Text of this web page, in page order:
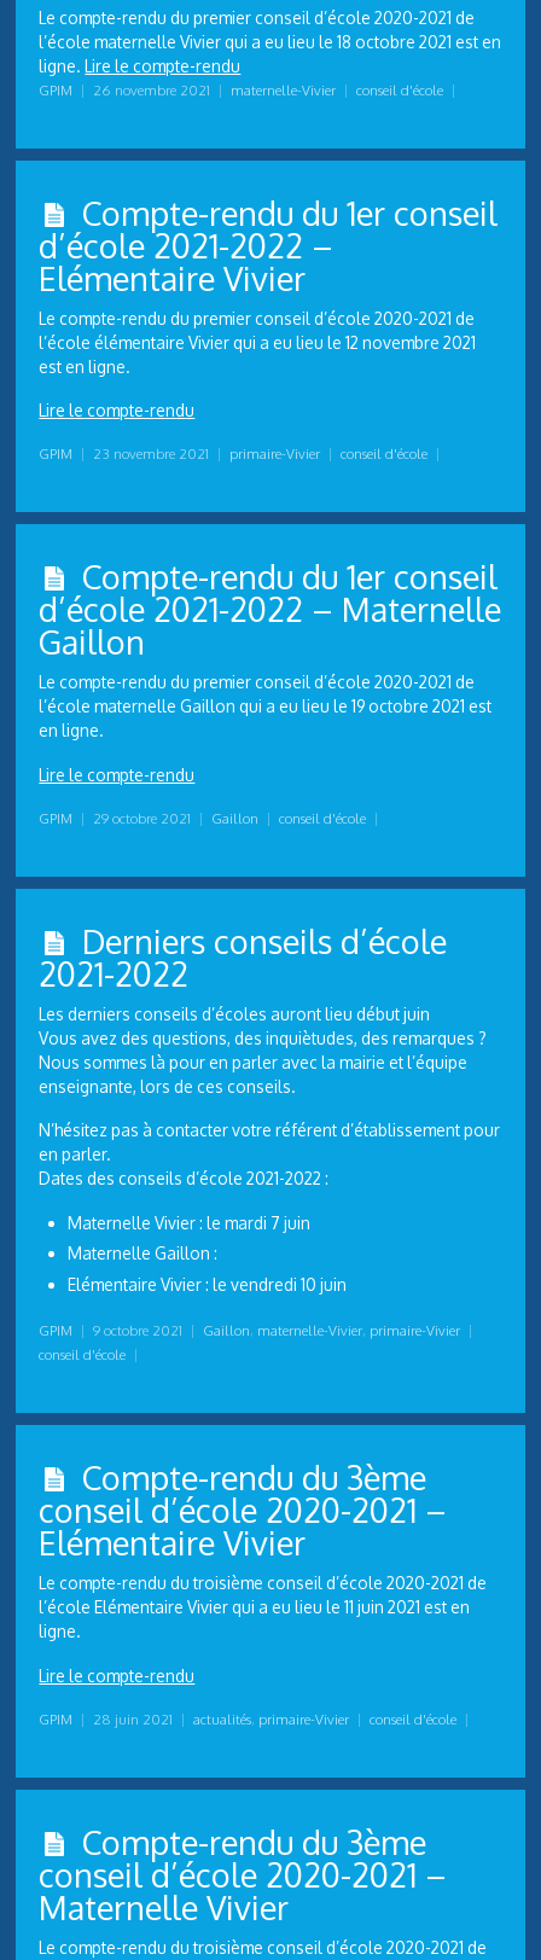
Le compte-rendu du premier conseil d’école 2020-2021 de
l’école maternelle Vivier qui a eu lieu le 18 octobre 2021 est en
ligne.Lire le compte-rendu
GPIM | 26 novembre 2021 | maternelle-Vivier | conseil d'école |
Compte-rendu du 1er conseil
d’école 2021-2022 –
Elémentaire Vivier
Le compte-rendu du premier conseil d’école 2020-2021 de
l’école élémentaire Vivier qui a eu lieu le 12 novembre 2021
est en ligne.
Lire le compte-rendu
GPIM | 23 novembre 2021 | primaire-Vivier | conseil d'école |
Compte-rendu du 1er conseil
d’école 2021-2022 – Maternelle
Gaillon
Le compte-rendu du premier conseil d’école 2020-2021 de
l’école maternelle Gaillon qui a eu lieu le 19 octobre 2021 est
en ligne.
Lire le compte-rendu
GPIM | 29 octobre 2021 | Gaillon | conseil d'école |
Derniers conseils d’école
2021-2022
Les derniers conseils d’écoles auront lieu début juin
Vous avez des questions, des inquiètudes, des remarques ?
Nous sommes là pour en parler avec la mairie et l’équipe
enseignante, lors de ces conseils.
N’hésitez pas à contacter votre référent d’établissement pour
en parler.
Dates des conseils d’école 2021-2022 :
Maternelle Vivier : le mardi 7 juin
Maternelle Gaillon :
Elémentaire Vivier : le vendredi 10 juin
GPIM | 9 octobre 2021 | Gaillon, maternelle-Vivier, primaire-Vivier |
conseil d'école |
Compte-rendu du 3ème
conseil d’école 2020-2021 –
Elémentaire Vivier
Le compte-rendu du troisième conseil d’école 2020-2021 de
l’école Elémentaire Vivier qui a eu lieu le 11 juin 2021 est en
ligne.
Lire le compte-rendu
GPIM | 28 juin 2021 | actualités, primaire-Vivier | conseil d'école |
Compte-rendu du 3ème
conseil d’école 2020-2021 –
Maternelle Vivier
Le compte-rendu du troisième conseil d’école 2020-2021 de